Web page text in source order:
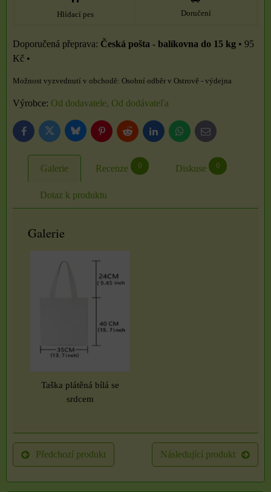
Hlídací pes Doručení
Česká pošta - balíkovna do 15 kg • 95
Kč •
Osobní odběr v Ostrově - výdejna
Výrobce: Od dodavatele, Od dodávateľa
FacebookTwitter BlueskyPinterestReddit LinkedInWhatsApp
E-
mail
Galerie Recenze 0 Diskuse 0
Dotaz k produktu
Galerie
Taška plátěná bílá se
srdcem
Předchozí produkt Následující produkt